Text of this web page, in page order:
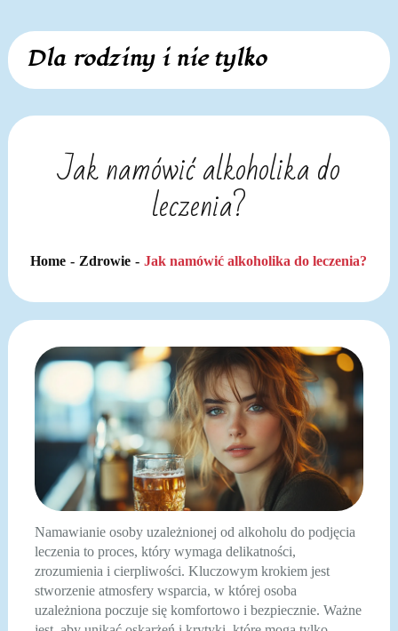
Skip
content
Dla rodziny i nie tylko
Jak namówić alkoholika do
leczenia?
Home Zdrowie Jak namówić alkoholika do leczenia?
Namawianie osoby uzależnionej od alkoholu do podjęcia
leczenia to proces, który wymaga delikatności,
zrozumienia i cierpliwości. Kluczowym krokiem jest
stworzenie atmosfery wsparcia, w której osoba
uzależniona poczuje się komfortowo i bezpiecznie. Ważne